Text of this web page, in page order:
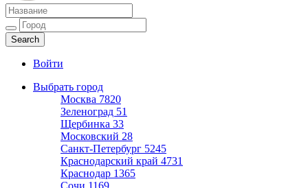
Все кафе города
Каталог хороших кафе
Войти
Выбрать город
Москва 7820
Зеленоград 51
Щербинка 33
Московский 28
Санкт-Петербург 5245
Краснодарский край 4731
Краснодар 1365
Сочи 1169